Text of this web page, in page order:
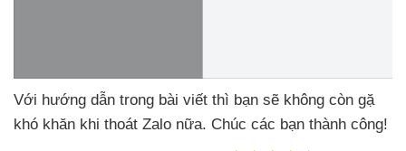
Với hướng dẫn trong bài viết thì bạn sẽ không còn gặ
khó khăn khi thoát Zalo nữa. Chúc các bạn thành công!